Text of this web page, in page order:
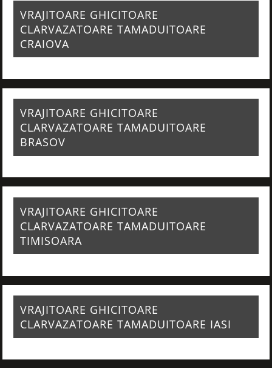
VRAJITOARE GHICITOARE
CLARVAZATOARE TAMADUITOARE
CRAIOVA
VRAJITOARE GHICITOARE
CLARVAZATOARE TAMADUITOARE
BRASOV
VRAJITOARE GHICITOARE
CLARVAZATOARE TAMADUITOARE
TIMISOARA
VRAJITOARE GHICITOARE
CLARVAZATOARE TAMADUITOARE IASI